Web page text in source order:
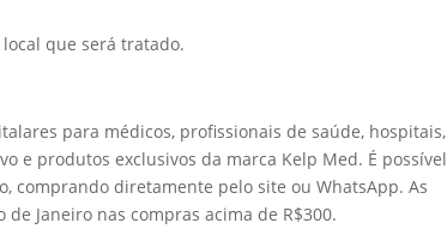
que será tratado.
para médicos, profissionais de saúde, hospitais,
e produtos exclusivos da marca Kelp Med. É possível
comprando diretamente pelo site ou WhatsApp. As
Janeiro nas compras acima de R$300.